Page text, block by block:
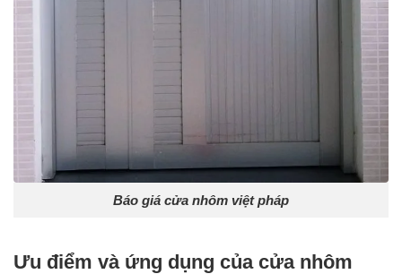
Báo giá cửa nhôm việt pháp
Ưu điểm và ứng dụng của cửa nhôm